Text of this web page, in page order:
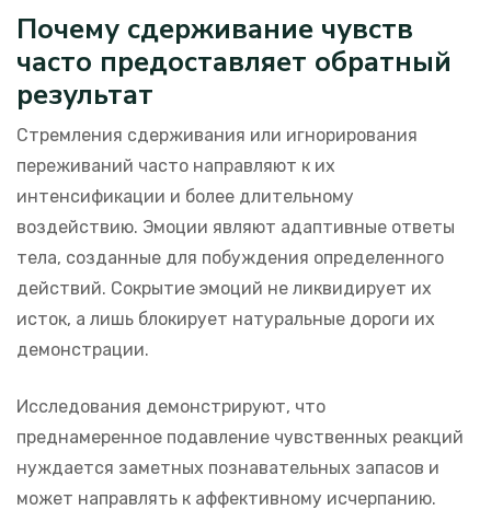
Почему сдерживание чувств
часто предоставляет обратный
результат
Стремления сдерживания или игнорирования
переживаний часто направляют к их
интенсификации и более длительному
воздействию. Эмоции являют адаптивные ответы
тела, созданные для побуждения определенного
действий. Сокрытие эмоций не ликвидирует их
исток, а лишь блокирует натуральные дороги их
демонстрации.
Исследования демонстрируют, что
преднамеренное подавление чувственных реакций
нуждается заметных познавательных запасов и
может направлять к аффективному исчерпанию.